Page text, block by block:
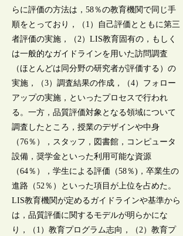
らに評価の方法は，58％の教育機関で同じ手
順をとっており，（1）自己評価とともに第三
者評価の実施，（2）LIS教育固有の，もしく
は一般的なガイドラインを用いた訪問調査
（ほとんどは同分野の研究者が評価する）の
実施，（3）調査結果の作成，（4）フォロー
アップの実施，といったプロセスで行われ
る。一方，品質評価対象となる領域について
調査したところ，授業のデザインや中身
（76％），スタッフ，図書館，コンピュータ
設備，奨学金といった利用可能な資源
（64％），学生による評価（58％)，卒業生の
進路（52％）といった項目が上位を占めた。
LIS教育機関が定めるガイドラインや基準から
は，品質評価に関するモデルが明らかにな
り，（1）教育プログラム志向，（2）教育プ